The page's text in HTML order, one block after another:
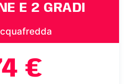
E 2 GRADI
€